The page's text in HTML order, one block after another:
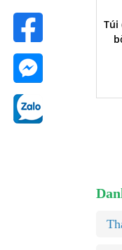
Túi